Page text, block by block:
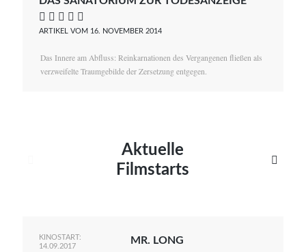
    
ARTIKEL VOM 16. NOVEMBER 2014
Das Innere am Abfluss: Reinkarnationen des Vergangenen fließen als
verzweifelte Traumgebilde der Zersetzung entgegen.
Aktuelle
Filmstarts

KINOSTART:
14.09.2017
MR. LONG